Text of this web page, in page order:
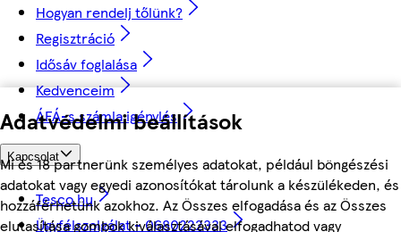
Adatvédelmi beállítások
Mi és 18 partnerünk személyes adatokat, például böngészési
adatokat vagy egyedi azonosítókat tárolunk a készülékeden, és
hozzáférhetünk azokhoz. Az Összes elfogadása és az Összes
elutasítása gombok kiválasztásával elfogadhatod vagy
Hogyan rendelj tőlünk?
Regisztráció
Idősáv foglalása
Kedvenceim
ÁFÁ-s számla igénylés
Kapcsolat
Tesco.hu
Ügyfélszolgálat - 0680222333